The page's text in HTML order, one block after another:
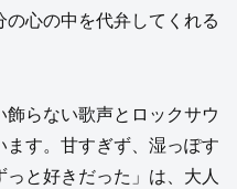
心の中を代弁してくれる
らない歌声とロックサウ
ます。甘すぎず、湿っぽす
と好きだった」は、大人